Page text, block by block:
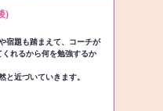
)
宿題も踏まえて、コーチが
れるから何を勉強するか
と近づいていきます。